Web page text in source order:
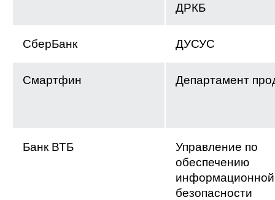
ДРКБ
СберБанк ДУСУС
Смартфин Департамент
Банк ВТБ
Управление по
обеспечению
информационной
безопасности